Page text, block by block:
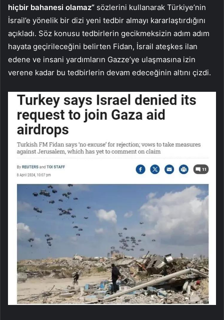
hiçbir bahanesi olamaz” sözlerini kullanarak Türkiye’nin
İsrail’e yönelik bir dizi yeni tedbir almayı kararlaştırdığını
açıkladı. Söz konusu tedbirlerin gecikmeksizin adım adım
hayata geçirileceğini belirten Fidan, İsrail ateşkes ilan
edene ve insani yardımların Gazze’ye ulaşmasına izin
verene kadar bu tedbirlerin devam edeceğinin altını çizdi.